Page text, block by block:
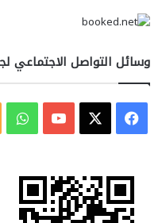
وسائل التواصل الاجتماعي
فيسبوك ‫YouTube